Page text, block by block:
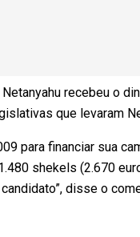
recebeu o
que levaram
para financiar sua
shekels (2.670
disse o